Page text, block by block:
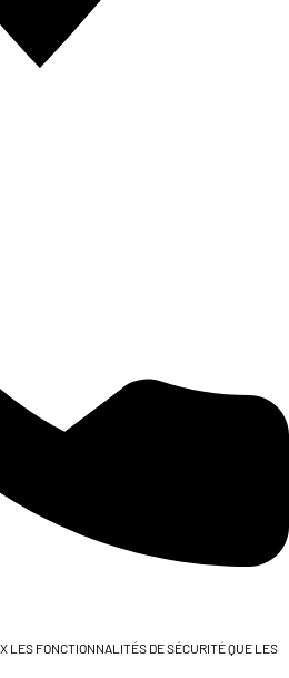
LES FONCTIONNALITÉS DE SÉCURITÉ QUE LES